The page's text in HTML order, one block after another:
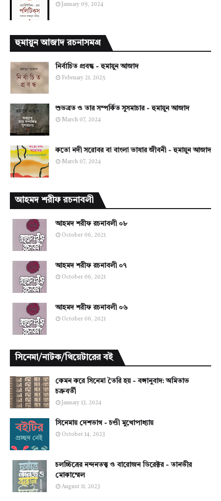
January 09, 2024
হুমায়ুন আজাদ রচনাসমগ্র
নির্বাচিত প্রবন্ধ - হুমায়ুন আজাদ
February 21, 2025
শুভব্রত ও তার সম্পর্কিত সুসমাচার - হুমায়ুন আজাদ
March 07, 2024
কতো নদী সরোবর বা বাংলা ভাষার জীবনী - হুমায়ুন আজাদ
March 07, 2024
আহমদ শরীফ রচনাবলী
আহমদ শরীফ রচনাবলী ০৮
October 06, 2021
আহমদ শরীফ রচনাবলী ০৭
October 06, 2021
আহমদ শরীফ রচনাবলী ০৬
October 06, 2021
সিনেমা/নাটক/থিয়েটারের বই
কেমন করে সিনেমা তৈরি হয় - বঙ্গানুবাদ: অমিতাভ
চক্রবর্তী
January 13, 2024
সিনেমায় দেশভাগ - চণ্ডী মুখোপাধ্যায়
October 14, 2023
চলচ্চিত্রের নন্দনতত্ত্ব ও বারোজন ডিরেক্টর - তানভীর
মোকাম্মেল
August 11, 2023